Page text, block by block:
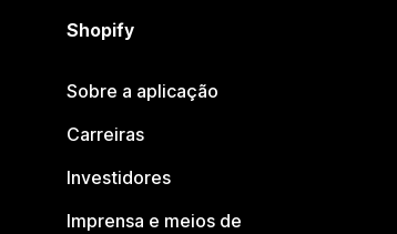
Shopify
Sobre a aplicação
Carreiras
Investidores
Imprensa e meios de